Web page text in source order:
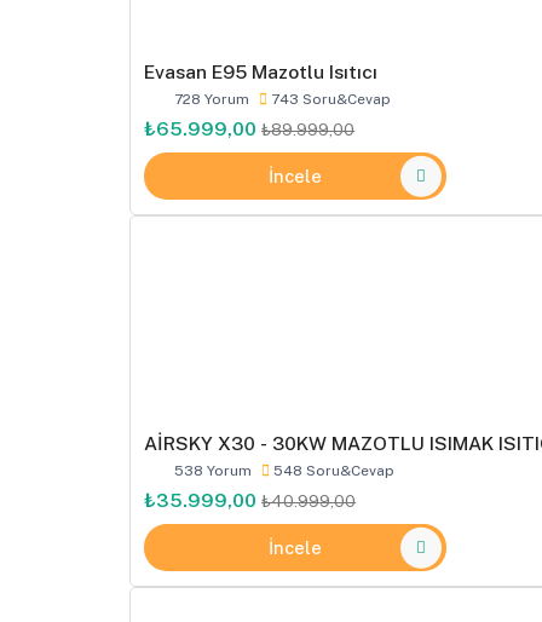
Evasan E95 Mazotlu Isıtıcı
728 Yorum 743 Soru&Cevap
₺65.999,00 ₺89.999,00
İncele
AİRSKY X30 - 30KW MAZOTLU ISIMAK
538 Yorum 548 Soru&Cevap
₺35.999,00 ₺40.999,00
İncele